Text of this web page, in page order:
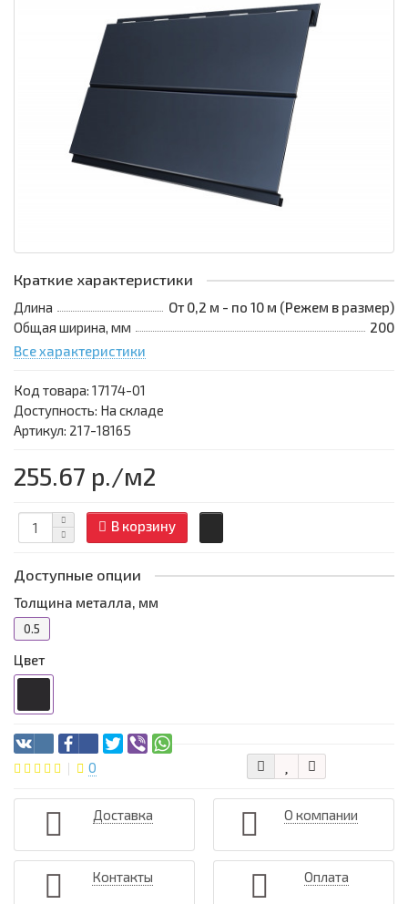
Краткие характеристики
Длина
От 0,2 м - по 10 м (Режем в размер)
Общая ширина, мм
200
Все характеристики
Код товара: 17174-01
Доступность: На складе
Артикул: 217-18165
255.67 р./м2
В корзину
Доступные опции
Толщина металла, мм
0.5
Цвет
0
Доставка О компании
Контакты Оплата